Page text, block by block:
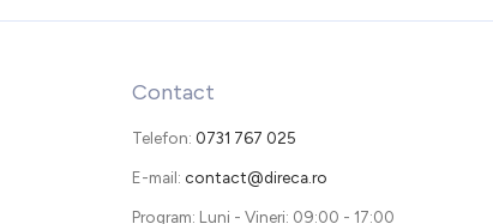
Contact
Telefon: 0731 767 025
E-mail: contact@direca.ro
Program: Luni - Vineri: 09:00 - 17:00